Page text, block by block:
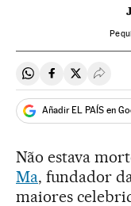
Compartir en
Compartir en
Compartir
Añadir EL PAÍS en
Não estava
Ma, fundador
maiores